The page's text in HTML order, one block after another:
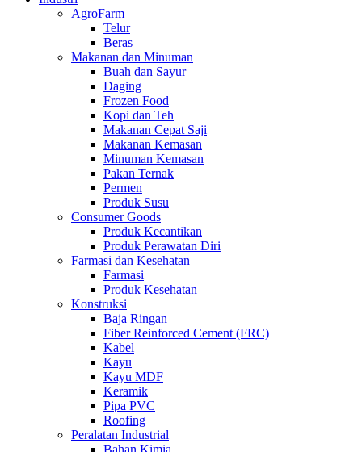
AgroFarm
Telur
Beras
Makanan dan Minuman
Buah dan Sayur
Daging
Frozen Food
Kopi dan Teh
Makanan Cepat Saji
Makanan Kemasan
Minuman Kemasan
Pakan Ternak
Permen
Produk Susu
Consumer Goods
Produk Kecantikan
Produk Perawatan Diri
Farmasi dan Kesehatan
Farmasi
Produk Kesehatan
Konstruksi
Baja Ringan
Fiber Reinforced Cement (FRC)
Kabel
Kayu
Kayu MDF
Keramik
Pipa PVC
Roofing
Peralatan Industrial
Bahan Kimia